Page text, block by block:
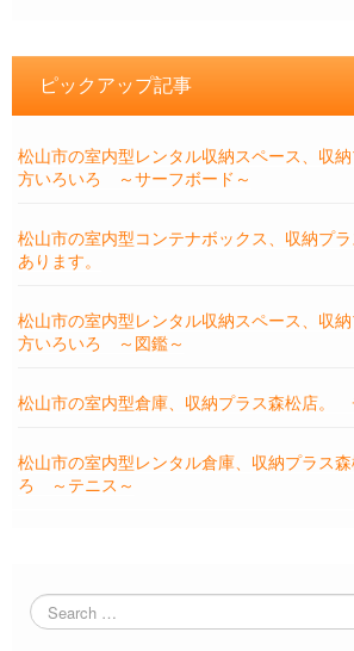
ピックアップ記事
松山市の室内型レンタル収納スペース、収
方いろいろ ～サーフボード～
松山市の室内型コンテナボックス、収納プ
あります。
松山市の室内型レンタル収納スペース、収
方いろいろ ～図鑑～
松山市の室内型倉庫、収納プラス森松店。
松山市の室内型レンタル倉庫、収納プラス
ろ ～テニス～